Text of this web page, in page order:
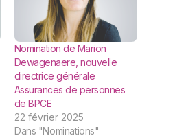
Nomination de Marion
Dewagenaere, nouvelle
directrice générale
Assurances de personnes
de BPCE
22 février 2025
Dans "Nominations"